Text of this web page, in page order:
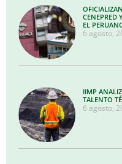
CENEPRED
EL
6 agosto,
IIMP
TALENTO
6 agosto,